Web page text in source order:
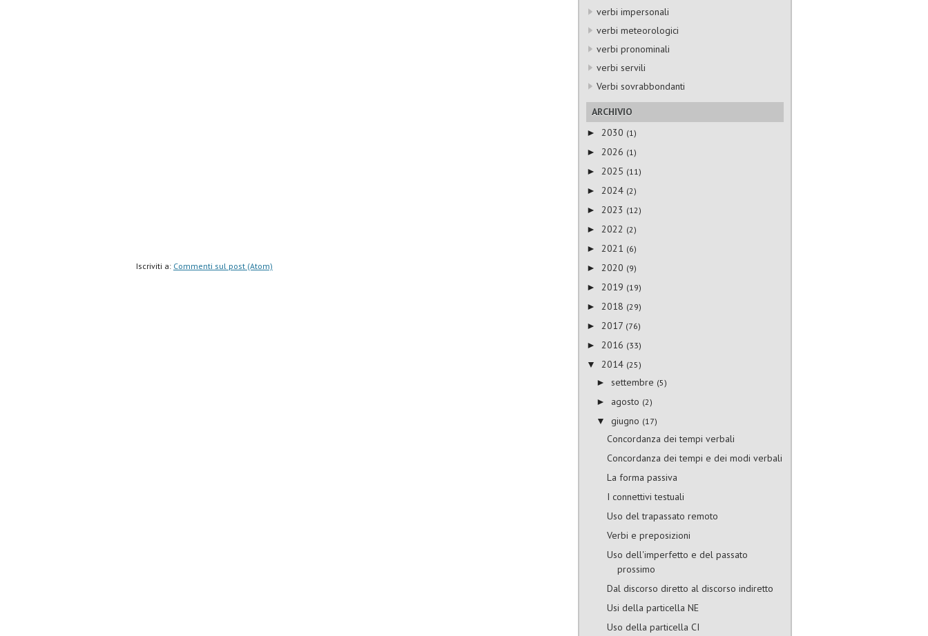
Iscriviti a: Commenti sul post (Atom)
verbi impersonali
verbi meteorologici
verbi pronominali
verbi servili
Verbi sovrabbondanti
ARCHIVIO
► 2030 (1)
► 2026 (1)
► 2025 (11)
► 2024 (2)
► 2023 (12)
► 2022 (2)
► 2021 (6)
► 2020 (9)
► 2019 (19)
► 2018 (29)
► 2017 (76)
► 2016 (33)
▼ 2014 (25)
► settembre (5)
► agosto (2)
▼giugno (17)
Concordanza dei tempi verbali
Concordanza dei tempi e dei modi verbali
La forma passiva
I connettivi testuali
Uso del trapassato remoto
Verbi e preposizioni
Uso dell'imperfetto e del passato
prossimo
Dal discorso diretto al discorso indiretto
Usi della particella NE
Uso della particella CI